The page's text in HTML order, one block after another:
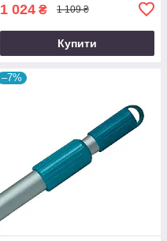
1 024 ₴ 1 109 ₴
Купити
–7%